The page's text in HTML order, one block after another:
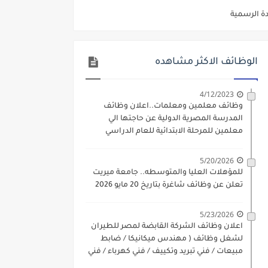
الكتروني بتاريخ 15-7-2026
/ تجارة / حقوق / زراعة / تربية / اداب / خدمة اجتماعية
9 يوليو 2026
والاوراق المطلوبة وكيفية التقديم
فني كهرباء / فني غلايات / فني غازات / فني سباك )
والتقديم حتي 17 يونيو 2026
الوظائف الاكثر مشاهده
4/12/2023
وظائف معلمين ومعلمات..اعلان وظائف
المدرسة المصرية الدولية عن حاجتها الي
معلمين للمرحلة الابتدائية للعام الدراسي
5/20/2026
للمؤهلات العليا والمتوسطه.. جامعة ميريت
تعلن عن وظائف شاغرة بتاريخ 20 مايو 2026
5/23/2026
اعلان وظائف الشركة القابضة لمصر للطيران
لشغل وظائف ( مهندس ميكانيكا / ضابط
مبيعات / فني تبريد وتكييف / فني كهرباء / فني